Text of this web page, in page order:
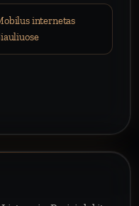
internetas